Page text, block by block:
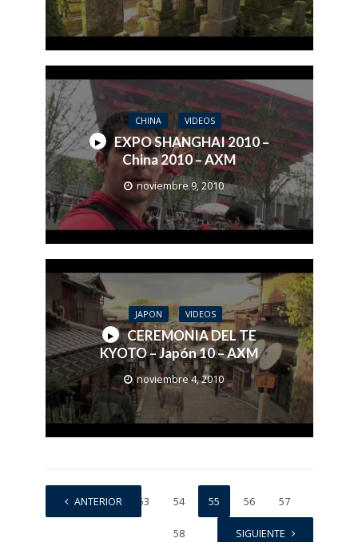
CHINA VIDEOS
EXPO SHANGHAI 2010 –
China 2010 – AXM
noviembre 9, 2010
JAPON VIDEOS
CEREMONIA DEL TE
KYOTO – Japón 10 – AXM
noviembre 4, 2010
ANTERIOR
1 … 53 54 55 56 57
58 SIGUIENTE